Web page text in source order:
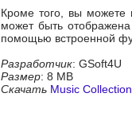
Кроме того, вы можете
может быть
помощью встроенной
Разработчик: GSoft4U
Размер: 8 MB
Скачать Music